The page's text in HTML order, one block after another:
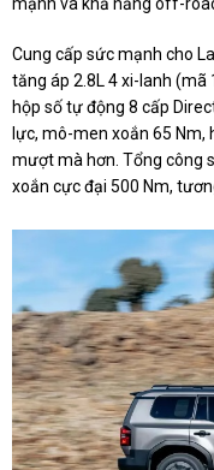
Cung cấp sức mạnh cho
tăng áp 2.8L 4 xi-lanh (mã
hộp số tự động 8 cấp
lực, mô-men xoắn 65
mượt mà hơn. Tổng công
xoắn cực đại 500 Nm,